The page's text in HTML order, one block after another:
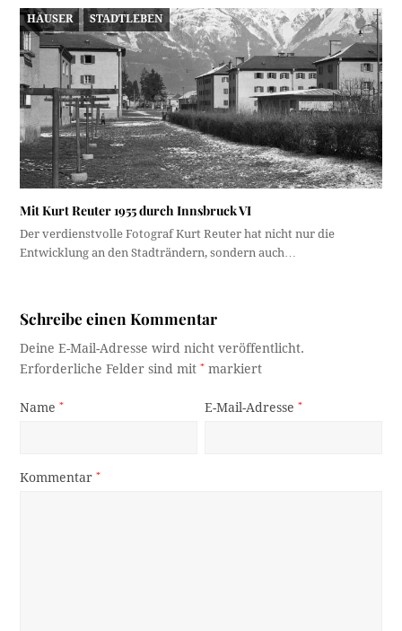
HÄUSER STADTLEBEN
Mit Kurt Reuter 1955 durch Innsbruck VI
Der verdienstvolle Fotograf Kurt Reuter hat nicht nur die
Entwicklung an den Stadträndern, sondern auch…
Schreibe einen Kommentar
Deine E-Mail-Adresse wird nicht veröffentlicht.
Erforderliche Felder sind mit* markiert
Name* E-Mail-Adresse*
Kommentar*